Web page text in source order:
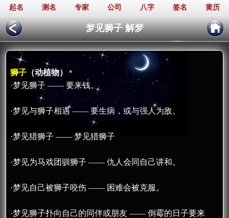
起名 测名 专家 公司 八字 签名 黄历
梦见狮子 解梦
狮子 （动植物）
·梦见狮子 —— 要来钱。
·梦见与狮子相遇 —— 要生病，或与强人为敌。
·梦见猎狮子 —— 梦见猎狮子
·梦见为马戏团驯狮子 —— 仇人会同自己讲和。
·梦见自己被狮子咬伤 —— 困难会被克服。
·梦见狮子扑向自己的同伴或朋友 —— 倒霉的日子要来